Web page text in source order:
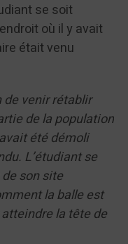
se soit
où il y avait
était venu
venir rétablir
de la population
été démoli
L’étudiant se
son site
la balle est
la tête de